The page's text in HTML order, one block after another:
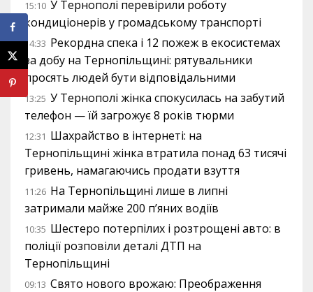
15:10 У Тернополі перевірили роботу
кондиціонерів у громадському транспорті
14:33 Рекордна спека і 12 пожеж в екосистемах
за добу на Тернопільщині: рятувальники
просять людей бути відповідальними
13:25 У Тернополі жінка спокусилась на забутий
телефон — їй загрожує 8 років тюрми
12:31 Шахрайство в інтернеті: на
Тернопільщині жінка втратила понад 63 тисячі
гривень, намагаючись продати взуття
11:26 На Тернопільщині лише в липні
затримали майже 200 п’яних водіїв
10:35 Шестеро потерпілих і розтрощені авто: в
поліції розповіли деталі ДТП на
Тернопільщині
09:13 Свято нового врожаю: Преображення